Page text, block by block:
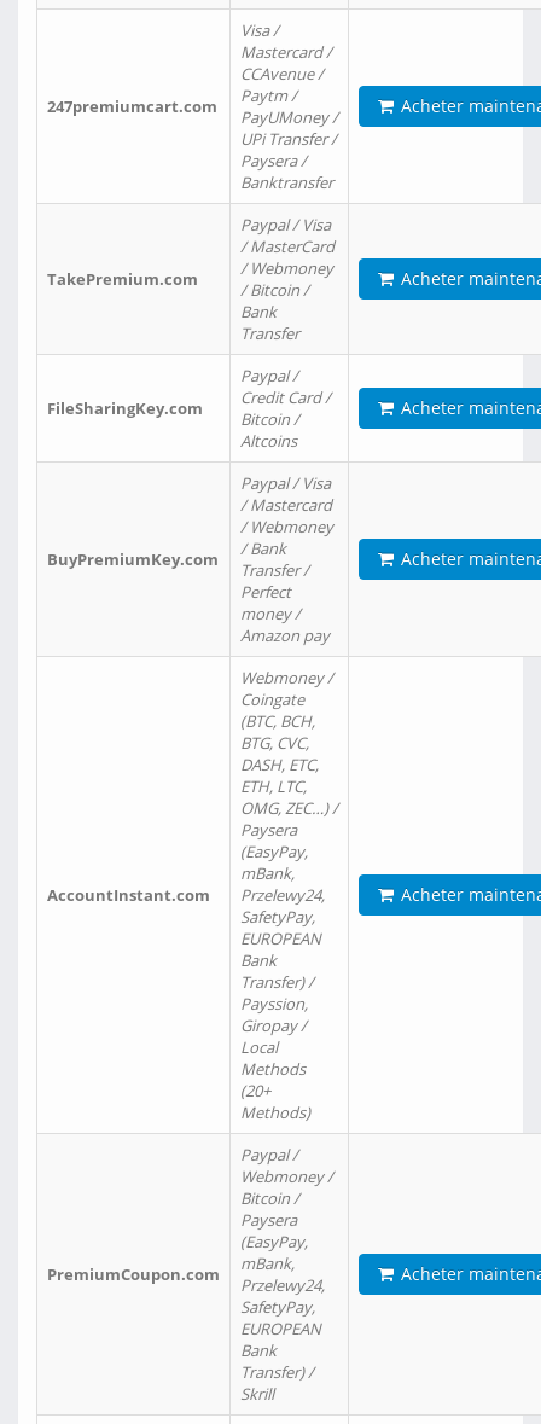
247premiumcart.com
Visa /
Mastercard /
CCAvenue /
Paytm /
PayUMoney /
UPi Transfer /
Paysera /
Banktransfer
Acheter
TakePremium.com
Paypal / Visa
/ MasterCard
/ Webmoney
/ Bitcoin /
Bank
Transfer
Acheter
FileSharingKey.com
Paypal /
Credit Card /
Bitcoin /
Altcoins
Acheter
BuyPremiumKey.com
Paypal / Visa
/ Mastercard
/ Webmoney
/ Bank
Transfer /
Perfect
money /
Amazon pay
Acheter
AccountInstant.com
Webmoney /
Coingate
(BTC, BCH,
BTG, CVC,
DASH, ETC,
ETH, LTC,
OMG, ZEC…) /
Paysera
(EasyPay,
mBank,
Przelewy24,
SafetyPay,
EUROPEAN
Bank
Transfer) /
Payssion,
Giropay /
Local
Methods
(20+
Methods)
Acheter
PremiumCoupon.com
Paypal /
Webmoney /
Bitcoin /
Paysera
(EasyPay,
mBank,
Przelewy24,
SafetyPay,
EUROPEAN
Bank
Transfer) /
Skrill
Acheter